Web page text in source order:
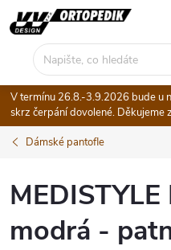
Přejít
na
V termínu 26.8.-3.9.2026 bude u
skrz čerpání dovolené. Děkujeme
Dámské pantofle
modrá -